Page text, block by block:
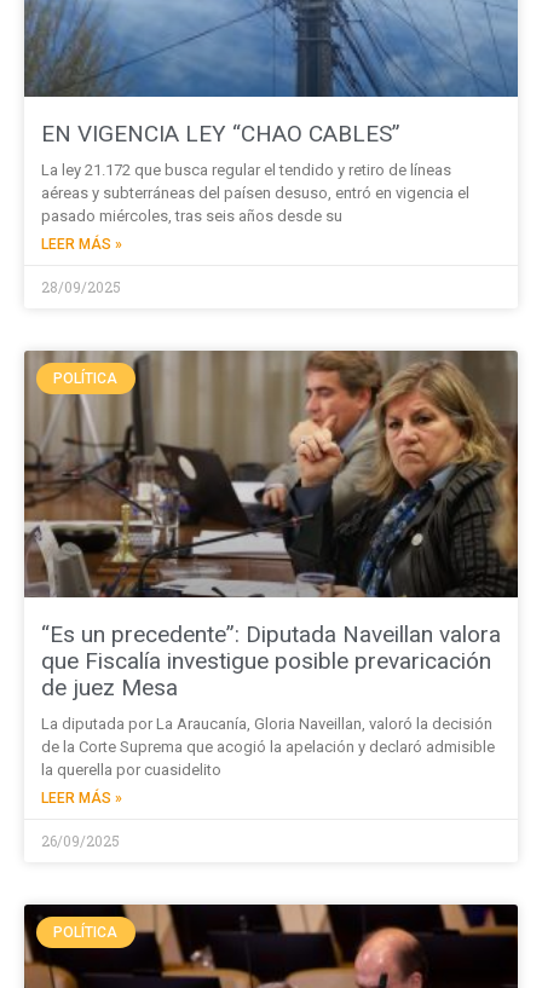
EN VIGENCIA LEY “CHAO CABLES”
La ley 21.172 que busca regular el tendido y retiro de líneas
aéreas y subterráneas del paísen desuso, entró en vigencia el
pasado miércoles, tras seis años desde su
LEER MÁS »
28/09/2025
POLÍTICA
“Es un precedente”: Diputada Naveillan valora
que Fiscalía investigue posible prevaricación
de juez Mesa
La diputada por La Araucanía, Gloria Naveillan, valoró la decisión
de la Corte Suprema que acogió la apelación y declaró admisible
la querella por cuasidelito
LEER MÁS »
26/09/2025
POLÍTICA